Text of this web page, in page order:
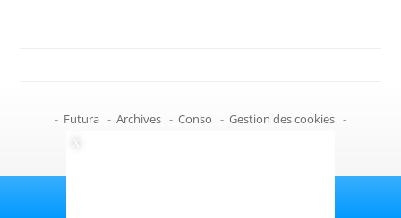
- Futura - Archives - Conso - Gestion des cookies -